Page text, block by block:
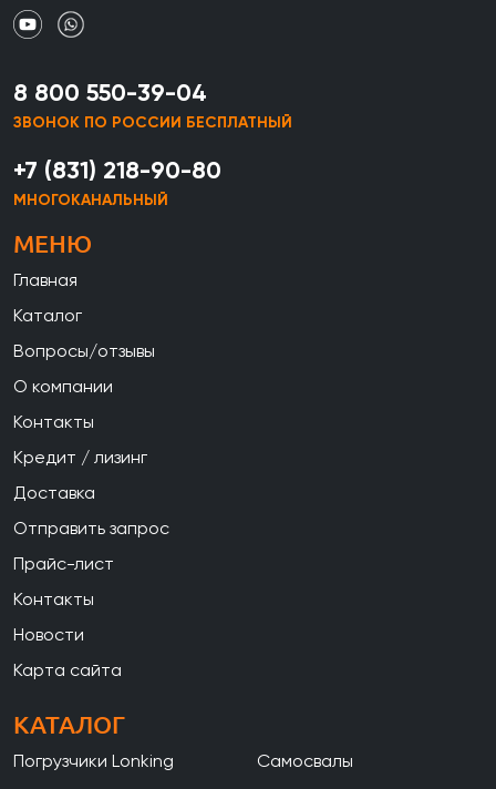
8 800 550-39-04
ЗВОНОК ПО РОССИИ БЕСПЛАТНЫЙ
+7 (831) 218-90-80
МНОГОКАНАЛЬНЫЙ
МЕНЮ
Главная
Каталог
Вопросы/отзывы
О компании
Контакты
Кредит / лизинг
Доставка
Отправить запрос
Прайс-лист
Контакты
Новости
Карта сайта
КАТАЛОГ
Погрузчики Lonking
Самосвалы